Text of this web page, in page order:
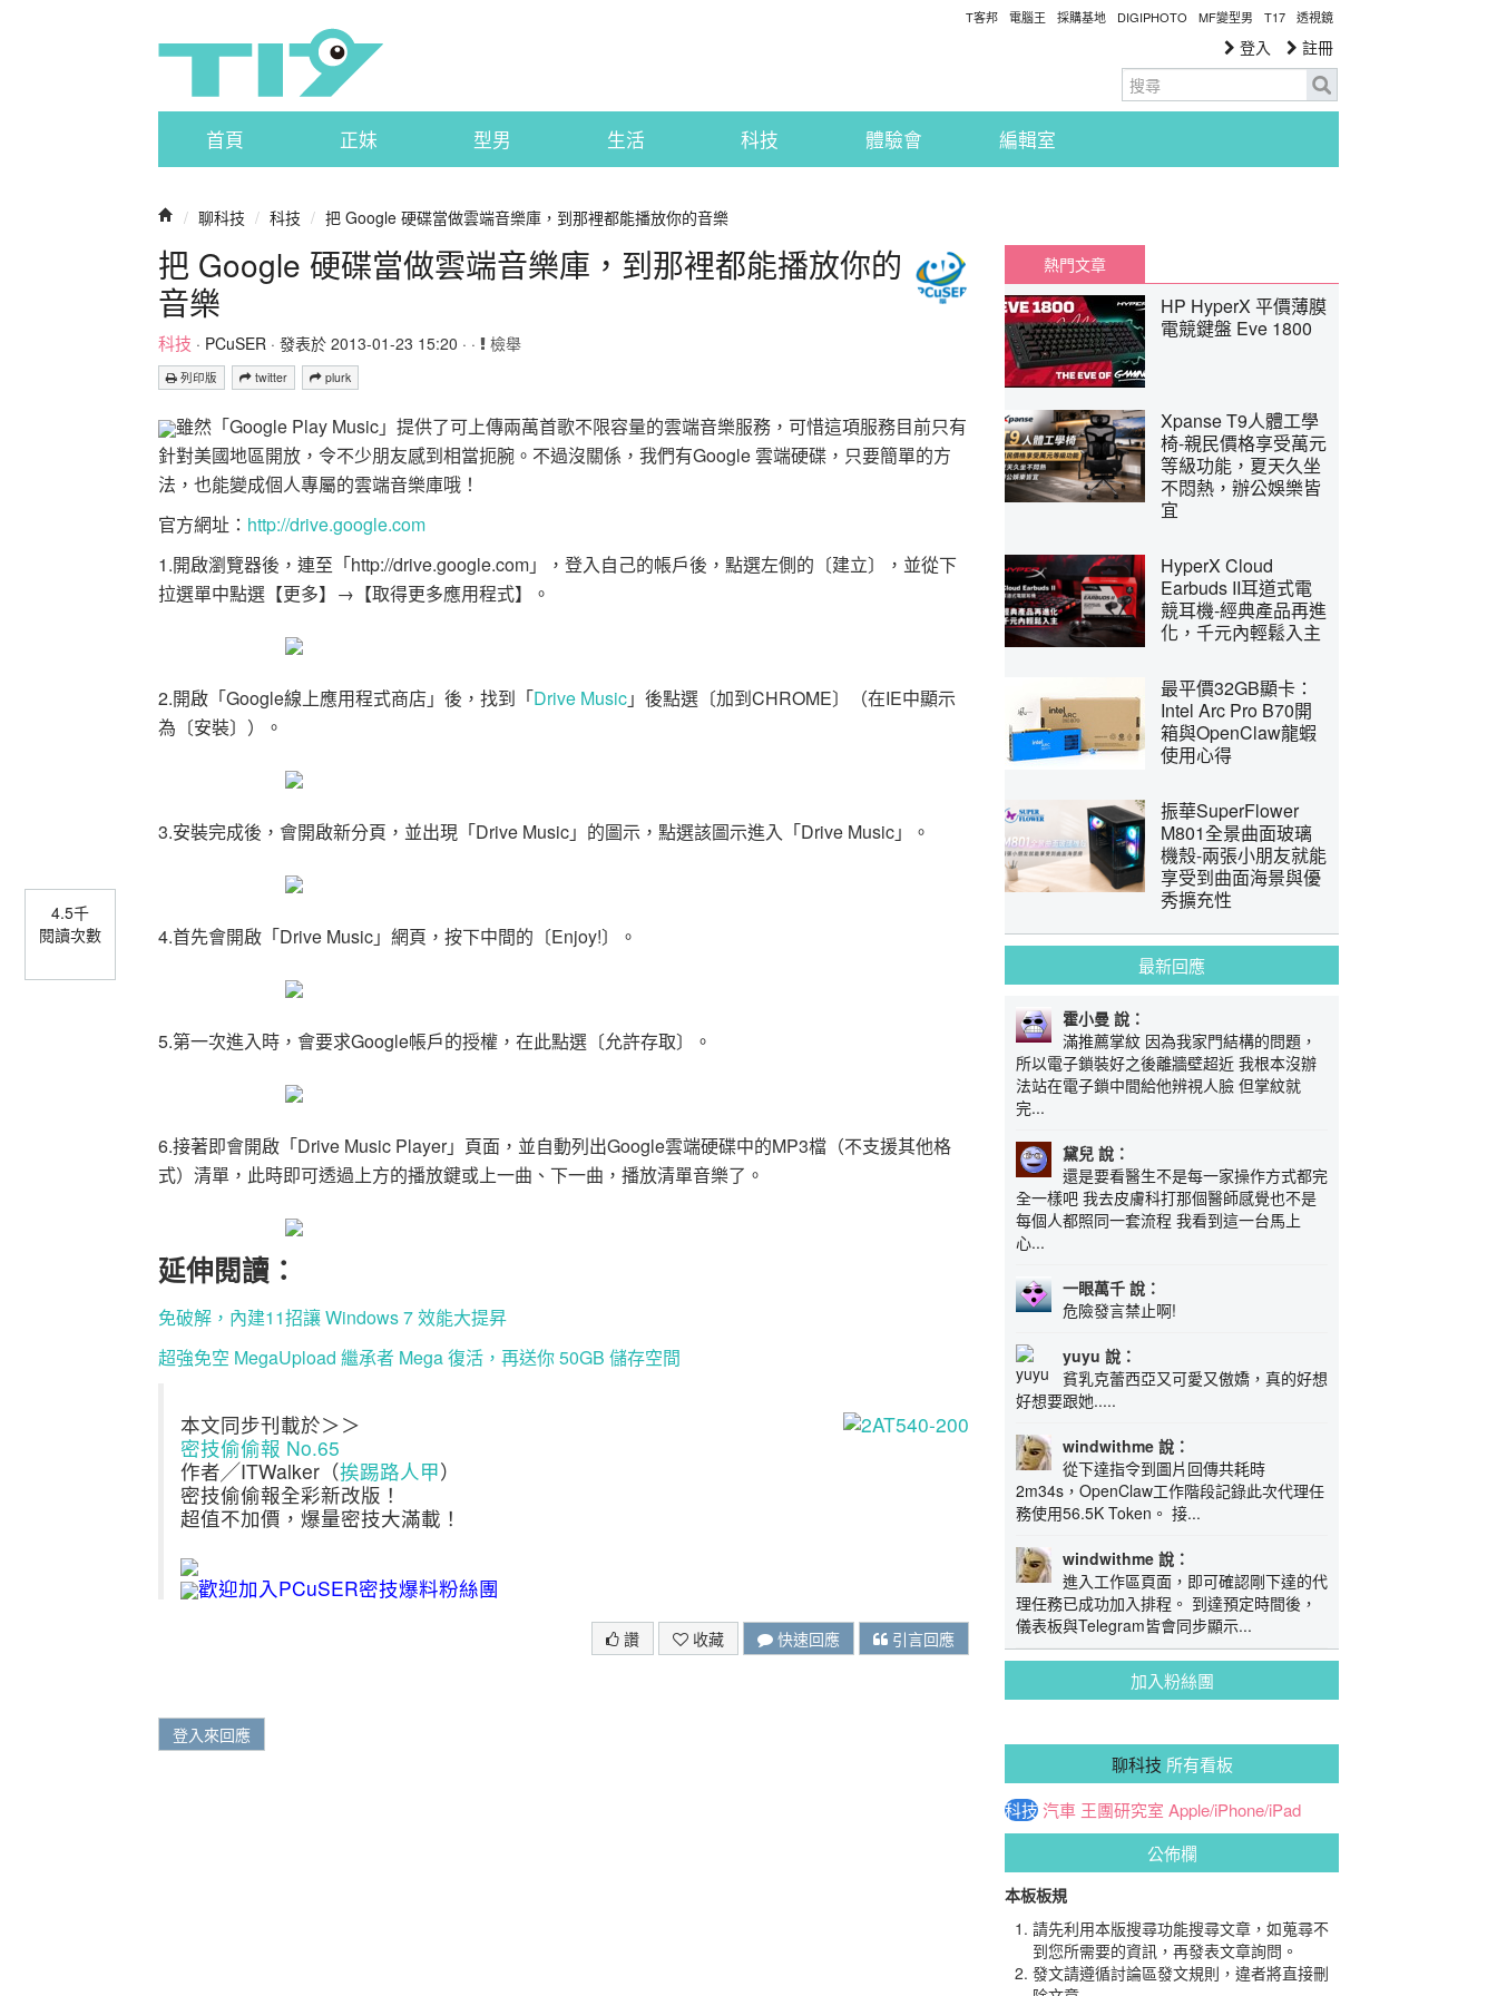
T客邦 電腦王 採購基地 DIGIPHOTO MF變型男 T17 透視鏡
登入 註冊
首頁 正妹 型男 生活 科技 體驗會 編輯室
/ 聊科技 / 科技 / 把 Google 硬碟當做雲端音樂庫，到那裡都能播放你的音樂
把 Google 硬碟當做雲端音樂庫，到那裡都能播放你的
音樂
科技 · PCuSER · 發表於 2013-01-23 15:20 · · 檢舉
列印版 twitter plurk
4.5千
閱讀次數
雖然「Google Play Music」提供了可上傳兩萬首歌不限容量的雲端音樂服務，可惜這項服務目前只有
針對美國地區開放，令不少朋友感到相當扼腕。不過沒關係，我們有Google 雲端硬碟，只要簡單的方
法，也能變成個人專屬的雲端音樂庫哦！
官方網址： http://drive.google.com
1.開啟瀏覽器後，連至「http://drive.google.com」，登入自己的帳戶後，點選左側的〔建立〕，並從下
拉選單中點選【更多】→【取得更多應用程式】。
2.開啟「Google線上應用程式商店」後，找到「Drive Music」後點選〔加到CHROME〕（在IE中顯示
為〔安裝〕）。
3.安裝完成後，會開啟新分頁，並出現「Drive Music」的圖示，點選該圖示進入「Drive Music」。
4.首先會開啟「Drive Music」網頁，按下中間的〔Enjoy!〕。
5.第一次進入時，會要求Google帳戶的授權，在此點選〔允許存取〕。
6.接著即會開啟「Drive Music Player」頁面，並自動列出Google雲端硬碟中的MP3檔（不支援其他格
式）清單，此時即可透過上方的播放鍵或上一曲、下一曲，播放清單音樂了。
延伸閱讀：
免破解，內建11招讓 Windows 7 效能大提昇
超強免空 MegaUpload 繼承者 Mega 復活，再送你 50GB 儲存空間
本文同步刊載於＞＞
密技偷偷報 No.65
作者╱ITWalker（挨踢路人甲）
密技偷偷報全彩新改版！
超值不加價，爆量密技大滿載！
歡迎加入PCuSER密技爆料粉絲團
讚 收藏 快速回應 引言回應
登入來回應
熱門文章
HP HyperX 平價薄膜
電競鍵盤 Eve 1800
Xpanse T9人體工學
椅-親民價格享受萬元
等級功能，夏天久坐
不悶熱，辦公娛樂皆
宜
HyperX Cloud
Earbuds II耳道式電
競耳機-經典產品再進
化，千元內輕鬆入主
最平價32GB顯卡：
Intel Arc Pro B70開
箱與OpenClaw龍蝦
使用心得
振華SuperFlower
M801全景曲面玻璃
機殼-兩張小朋友就能
享受到曲面海景與優
秀擴充性
最新回應
霍小曼 說：
滿推薦掌紋 因為我家門結構的問題，
所以電子鎖裝好之後離牆壁超近 我根本沒辦
法站在電子鎖中間給他辨視人臉 但掌紋就
完...
黛兒 說：
還是要看醫生不是每一家操作方式都完
全一樣吧 我去皮膚科打那個醫師感覺也不是
每個人都照同一套流程 我看到這一台馬上
心...
一眼萬千 說：
危險發言禁止啊!
yuyu 說：
貧乳克蕾西亞又可愛又傲嬌，真的好想
好想要跟她.....
windwithme 說：
從下達指令到圖片回傳共耗時
2m34s，OpenClaw工作階段記錄此次代理任
務使用56.5K Token。 接...
windwithme 說：
進入工作區頁面，即可確認剛下達的代
理任務已成功加入排程。 到達預定時間後，
儀表板與Telegram皆會同步顯示...
加入粉絲團
聊科技 所有看板
科技汽車 王團研究室 Apple/iPhone/iPad
公佈欄
本板板規
請先利用本版搜尋功能搜尋文章，如蒐尋不
到您所需要的資訊，再發表文章詢問。
發文請遵循討論區發文規則，違者將直接刪